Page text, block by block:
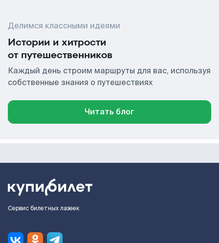
Делимся классными идеями
Истории и хитрости
от путешественников
Каждый день строим маршруты для вас, используя
собственные знания о путешествиях
Читать блог
Сервис билетных лазеек